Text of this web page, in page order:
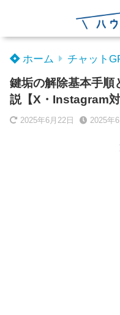
ホーム チャット
鍵垢の解除基本手順
説【X・Instagram対
2025年6月22日 2025年